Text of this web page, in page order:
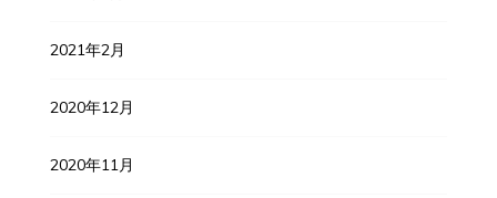
2021年2月
2020年12月
2020年11月